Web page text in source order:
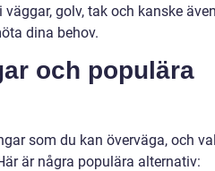
golv, tak och kanske
dina behov.
och populära
som du kan överväga, och
är några populära alternativ: